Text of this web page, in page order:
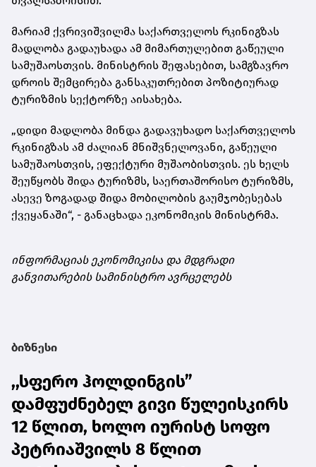
მარიამ ქვრივიშვილმა საქართველოს რკინიგზას
მადლობა გადაუხადა ამ მიმართულებით გაწეული
სამუშაოსთვის. მინისტრის შეფასებით, სამგზავრო
დროის შემცირება განსაკუთრებით პოზიტიურად
ტურიზმის სექტორზე აისახება.
„დიდი მადლობა მინდა გადავუხადო საქართველოს
რკინიგზას ამ ძალიან მნიშვნელოვანი, გაწეული
სამუშაოსთვის, ეფექტური მუშაობისთვის. ეს ხელს
შეუწყობს შიდა ტურიზმს, საერთაშორისო ტურიზმს,
ასევე ზოგადად შიდა მობილობის გაუმჯობესებას
ქვეყანაში“, - განაცხადა ეკონომიკის მინისტრმა.
ინფორმაციას ეკონომიკისა და მდგრადი
განვითარების სამინისტრო ავრცელებს
ბიზნესი
,,სფერო ჰოლდინგის”
დამფუძნებელ გივი წულეისკირს
12 წლით, ხოლო იურისტ სოფო
პეტრიაშვილს 8 წლით